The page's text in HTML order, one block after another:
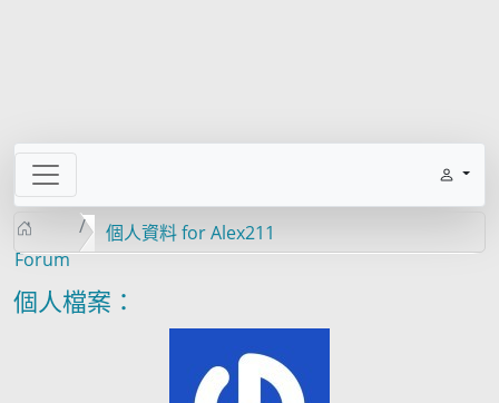
Forum
個人資料 for Alex211
個人檔案：